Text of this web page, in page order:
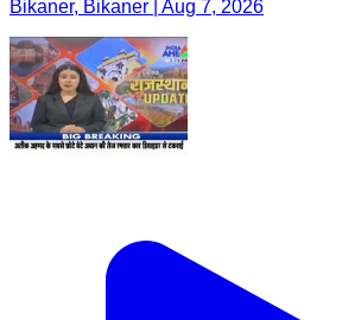
Bikaner, Bikaner | Aug 7, 2026